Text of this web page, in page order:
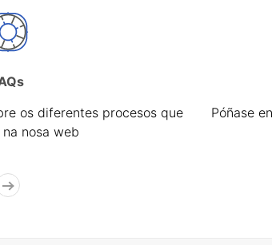
os diferentes procesos que
nosa web
Póñase